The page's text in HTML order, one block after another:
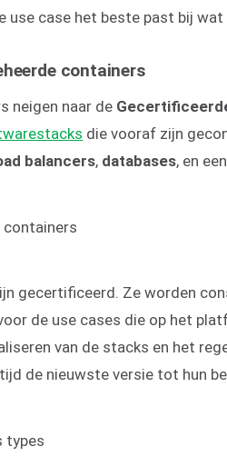
use case het beste past bij
containers
neigen naar de
die vooraf zijn
balancers, databases, en
gecertificeerd. Ze worden
de use cases die op het
van de stacks en het
de nieuwste versie tot hun